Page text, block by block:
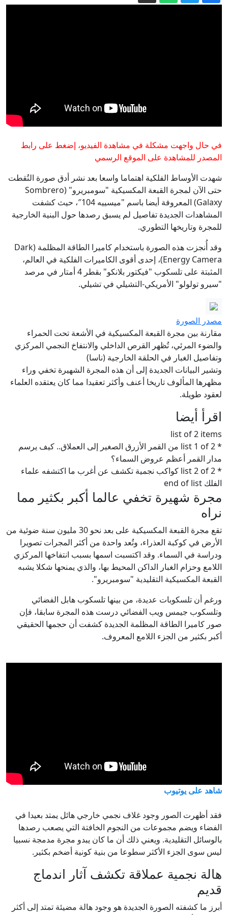
تقترب من 240
بلومبيرغ: كثرة حالات الانتحار في قيادة
الأمن السيبراني بالجيش الأمريكي تثير قلق
القادة العسكريين
إيران.. ترمب يتحدث عن نهاية وشيكة
للحرب وسط استياء بشأن نقص الذخيرة
في حال واجهت مشكلة في مشاهدة الفيديو، إضغط على رابط
المصدر للمشاهدة على الموقع الرسمي
شهدت الأوساط الفلكية اهتماما واسعا بعد نشر أدق صورة التُقطت
حتى الآن لمجرة القبعة المكسيكية "سومبريرو" (Sombrero
Galaxy) المعروفة أيضا باسم "ميسييه 104″، حيث كشفت
المشاهدات الجديدة تفاصيل لم يسبق رصدها حول البنية الخارجية
للمجرة وتاريخها التطوري.
وقد أُنجزت هذه الصورة باستخدام كاميرا الطاقة المظلمة (Dark
Energy Camera)، إحدى أقوى الكاميرات الفلكية في العالم،
المثبتة على تلسكوب "فيكتور بلانكو" بقطر 4 أمتار في مرصد
"سيرو تولولو" الأمريكي-التشيلي في تشيلي.
مصدر الصورة
مقارنة بين مجرة القبعة المكسيكية في الأشعة تحت الحمراء
والضوء المرئي، تُظهر القرص الداخلي والانتفاخ النجمي المركزي
وتفاصيل الغبار في الحلقة الخارجية (ناسا)
وتشير البيانات الجديدة إلى أن هذه المجرة الشهيرة تخفي وراء
مظهرها المألوف تاريخا أعنف وأكثر تعقيدا مما كان يعتقده العلماء
لعقود طويلة.
اقرأ أيضا
list of 2 items
* list 1 of 2 من القمر الأزرق الصغير إلى العملاق.. كيف يرسم
مدار القمر أعظم عروض السماء؟
* list 2 of 2 كواكب نجمية تكشف عن أغرب ما اكتشفه علماء
الفلك end of list
مجرة شهيرة تخفي عالما أكبر بكثير مما
نراه
تقع مجرة القبعة المكسيكية على بعد نحو 30 مليون سنة ضوئية من
الأرض في كوكبة العذراء، وتُعد واحدة من أكثر المجرات تصويرا
ودراسة في السماء. وقد اكتسبت اسمها بسبب انتفاخها المركزي
اللامع وحزام الغبار الداكن المحيط بها، والذي يمنحها شكلا يشبه
القبعة المكسيكية التقليدية "سومبريرو".
ورغم أن تلسكوبات عديدة، من بينها تلسكوب هابل الفضائي
وتلسكوب جيمس ويب الفضائي درست هذه المجرة سابقا، فإن
صور كاميرا الطاقة المظلمة الجديدة كشفت أن حجمها الحقيقي
أكبر بكثير من الجزء اللامع المعروف.
شاهد على يوتيوب
فقد أظهرت الصور وجود غلاف نجمي خارجي هائل يمتد بعيدا في
الفضاء ويضم مجموعات من النجوم الخافتة التي يصعب رصدها
بالوسائل التقليدية. ويعني ذلك أن ما كان يبدو مجرة مدمجة نسبيا
ليس سوى الجزء الأكثر سطوعا من بنية كونية أضخم بكثير.
هالة نجمية عملاقة تكشف آثار اندماج
قديم
أبرز ما كشفته الصورة الجديدة هو وجود هالة مضيئة تمتد إلى أكثر